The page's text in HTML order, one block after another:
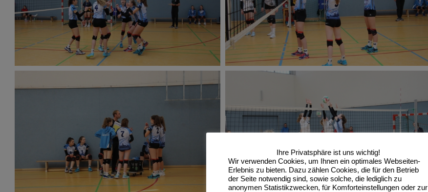
Ihre Privatsphäre ist uns wichtig!
Wir verwenden Cookies, um Ihnen ein optimales Webseiten-
Erlebnis zu bieten. Dazu zählen Cookies, die für den Betrieb
der Seite notwendig sind, sowie solche, die lediglich zu
anonymen Statistikzwecken, für Komforteinstellungen oder zur